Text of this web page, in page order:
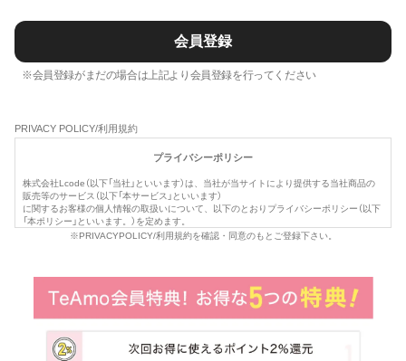
会員登録
※会員登録がまだの場合は上記より会員登録を行ってください
PRIVACY POLICY/利用規約
プライバシーポリシー
株式会社Lcode（以下「当社」といいます）は、当社が当サイトにより提供する当社商品の
販売等のサービス（以下「本サービス」といいます）
に関するお客様の個人情報の取扱いについて、以下のとおりプライバシーポリシー（以下
「本ポリシー」といいます。）を定めます。
お客様に対して、当社の商品やサービスをご紹介するため。
プレゼント、キャンペーンなどへの応募に対応するため。
※PRIVACYPOLICY/利用規約を確認・同意のもとご登録下さい。